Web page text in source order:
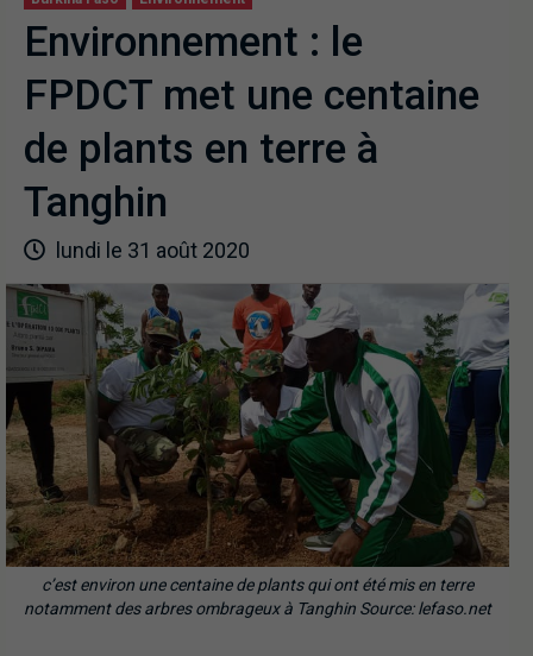
Environnement : le
FPDCT met une centaine
de plants en terre à
Tanghin
lundi le 31 août 2020
c’est environ une centaine de plants qui ont été mis en terre
notamment des arbres ombrageux à Tanghin Source: lefaso.net